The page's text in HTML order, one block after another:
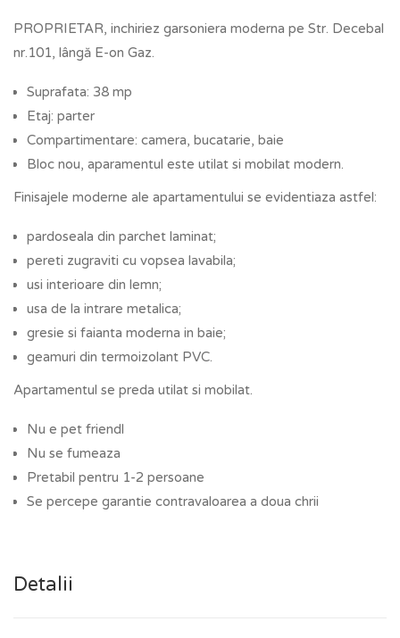
PROPRIETAR, inchiriez garsoniera moderna pe Str. Decebal
nr.101, lângă E-on Gaz.
Suprafata: 38 mp
Etaj: parter
Compartimentare: camera, bucatarie, baie
Bloc nou, aparamentul este utilat si mobilat modern.
Finisajele moderne ale apartamentului se evidentiaza astfel:
pardoseala din parchet laminat;
pereti zugraviti cu vopsea lavabila;
usi interioare din lemn;
usa de la intrare metalica;
gresie si faianta moderna in baie;
geamuri din termoizolant PVC.
Apartamentul se preda utilat si mobilat.
Nu e pet friendl
Nu se fumeaza
Pretabil pentru 1-2 persoane
Se percepe garantie contravaloarea a doua chrii
Detalii